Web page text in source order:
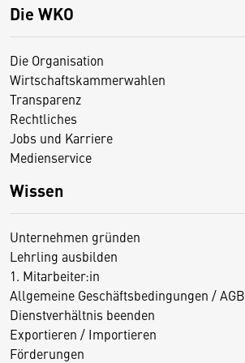
Die WKO
Die Organisation
Wirtschaftskammerwahlen
Transparenz
Rechtliches
Jobs und Karriere
Medienservice
Wissen
Unternehmen gründen
Lehrling ausbilden
1. Mitarbeiter:in
Allgemeine Geschäftsbedingungen / AGB
Dienstverhältnis beenden
Exportieren / Importieren
Förderungen